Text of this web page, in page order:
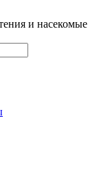
и насекомые